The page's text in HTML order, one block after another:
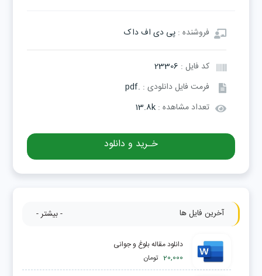
فروشنده :پی دی اف داک
کد فایل : 23306
فرمت فایل دانلودی : .pdf
تعداد مشاهده :13.8k
خـرید و دانلود
آخرین فایل ها - بیشتر -
دانلود مقاله بلوغ و جوانی
20,000 تومان